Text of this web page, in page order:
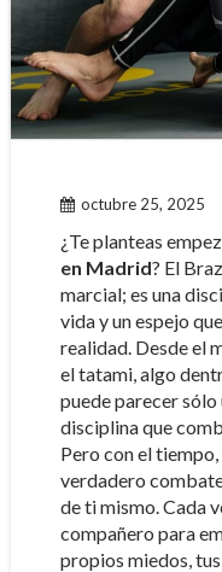
octubre 25, 2025
¿Te planteas
en Madrid? El
marcial; es una
vida y un espejo
realidad. Desde el
el tatami, algo
puede parecer
disciplina que
Pero con el
verdadero
de ti mismo. Cada
compañero para
propios miedos,